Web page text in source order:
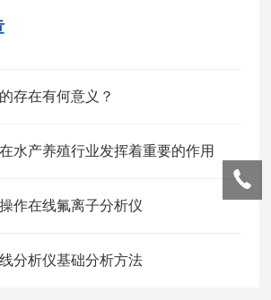
存在有何意义？
水产养殖行业发挥着重要的作用
作在线氟离子分析仪
分析仪基础分析方法